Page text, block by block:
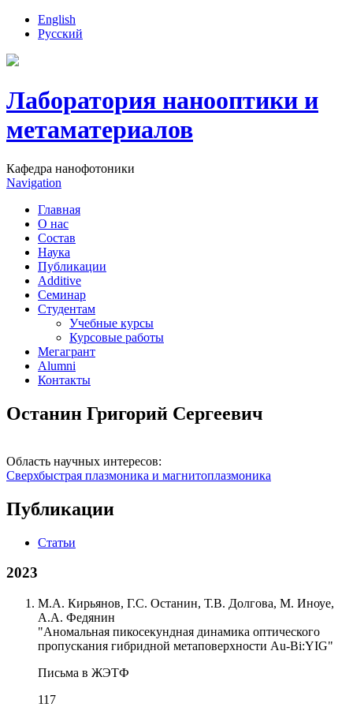
English
Русский
Лаборатория нанооптики и
метаматериалов
Кафедра нанофотоники
Navigation
Главная
О нас
Состав
Наука
Публикации
Additive
Семинар
Студентам
Учебные курсы
Курсовые работы
Мегагрант
Alumni
Контакты
Останин Григорий Сергеевич
Область научных интересов:
Сверхбыстрая плазмоника и магнитоплазмоника
Публикации
Статьи
2023
М.А. Кирьянов, Г.С. Останин, Т.В. Долгова, М. Иноуе,
А.А. Федянин
"Аномальная пикосекундная динамика оптического
пропускания гибридной метаповерхности Au-Bi:YIG"
Письма в ЖЭТФ
117